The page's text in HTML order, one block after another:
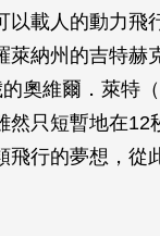
以載人的動力飛
萊納州的吉特赫
奧維爾．萊特
然只短暫地在12
飛行的夢想，從